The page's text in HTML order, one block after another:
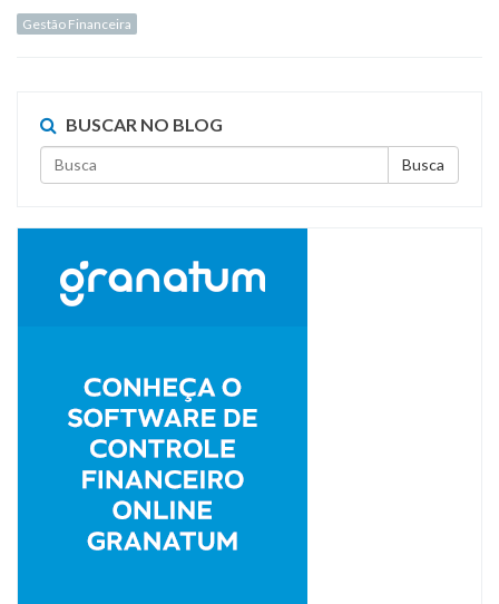
Gestão Financeira
BUSCAR NO BLOG
Busca